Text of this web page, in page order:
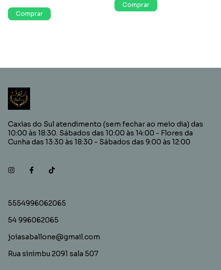
Caxias do Sul atendimento (sem fechar ao meio dia) das
10:00 às 18:30. Sábados das 10:00 às 14:00 - Flores da
Cunha das 13:30 às 18:30 - Sábados das 9:00 às 12:00
5554996062065
54 996062065
joiasaballone@gmail.com
Rua sinimbu 2091 sala 507